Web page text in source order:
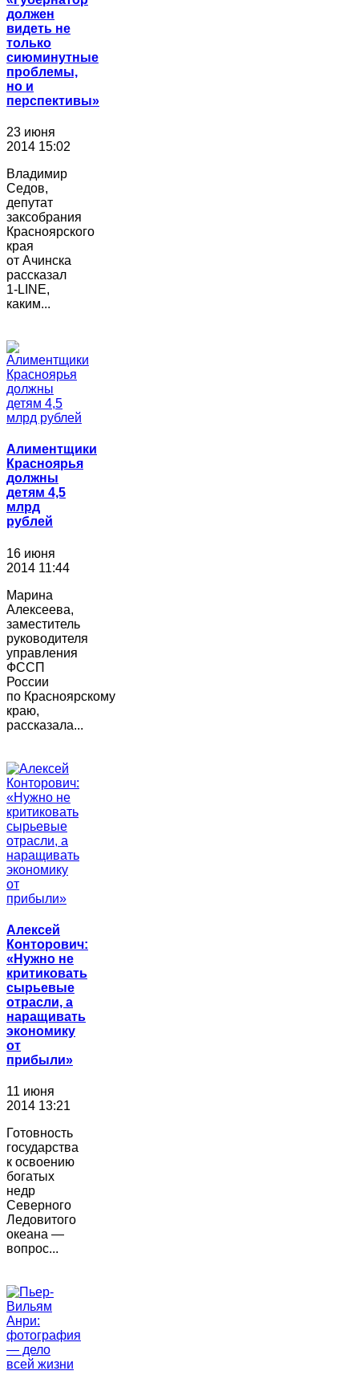
должен
видеть не
только
сиюминутные
проблемы,
но и
перспективы»
23 июня
2014 15:02
Владимир
Седов,
депутат
заксобрания
Красноярского
края
от Ачинска
рассказал
1-LINE,
каким...
Алиментщики
Красноярья
должны
детям 4,5
млрд
рублей
16 июня
2014 11:44
Марина
Алексеева,
заместитель
руководителя
управления
ФССП
России
по Красноярскому
краю,
рассказала...
Алексей
Конторович:
«Нужно не
критиковать
сырьевые
отрасли, а
наращивать
экономику
от
прибыли»
11 июня
2014 13:21
Готовность
государства
к освоению
богатых
недр
Северного
Ледовитого
океана —
вопрос...